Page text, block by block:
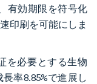
有効期限を符号化
印刷を可能にしま
を必要とする生物
率8.85%で進展し